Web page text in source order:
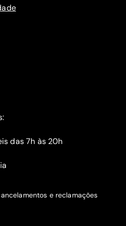
das 7h às 20h
e reclamações